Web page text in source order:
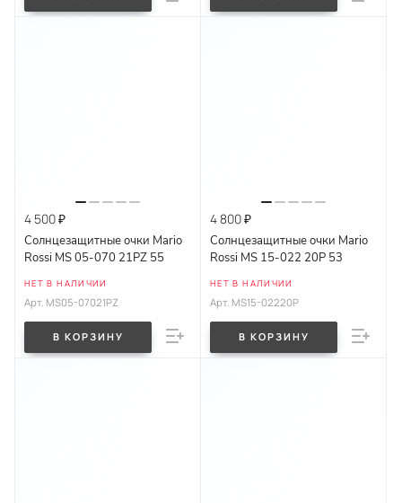
4 500 ₽
Солнцезащитные очки Mario
Rossi MS 05-070 21PZ 55
НЕТ В НАЛИЧИИ
Арт. MS05-07021PZ
В КОРЗИНУ
4 800 ₽
Солнцезащитные очки Mario
Rossi MS 15-022 20P 53
НЕТ В НАЛИЧИИ
Арт. MS15-02220P
В КОРЗИНУ